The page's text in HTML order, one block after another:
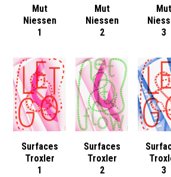
Mut
Niessen
1
Mut
Niessen
2
Mut
3
Surfaces
Troxler
1
Surfaces
Troxler
2
3